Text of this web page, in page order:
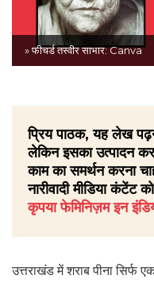
» फीचर्ड तस्वीर साभार: Canva
प्रिय पाठक, यह लेख
लेकिन इसका उत्पादन
काम का समर्थन करना
नारीवादी मीडिया कंटेंट
कृपया फेमिनिज़म इन
उत्तराखंड में शराब पीना सिर्फ